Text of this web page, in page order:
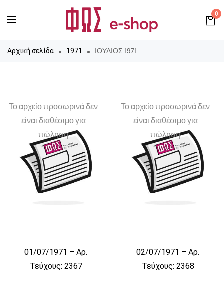
0
Αρχική σελίδα 1971 ΙΟΥΛΙΟΣ 1971
Το αρχείο προσωρινά δεν
είναι διαθέσιμο για
πώληση
01/07/1971 – Αρ.
Τεύχους: 2367
Το αρχείο προσωρινά δεν
είναι διαθέσιμο για
πώληση
02/07/1971 – Αρ.
Τεύχους: 2368